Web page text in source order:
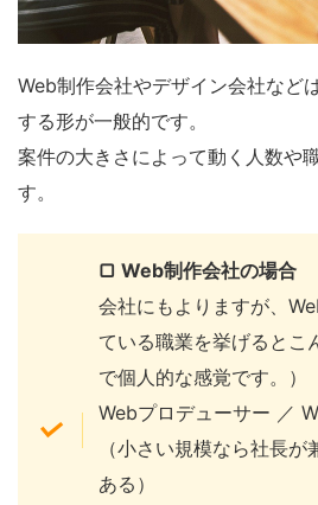
Web制作会社やデザイン会社など
する形が一般的です。
案件の大きさによって動く人数や
す。
▢ Web制作会社の場合
会社にもよりますが、
ている職業を挙げるとこ
で個人的な感覚です。）
Webプロデューサー ／
（小さい規模なら社長
ある）